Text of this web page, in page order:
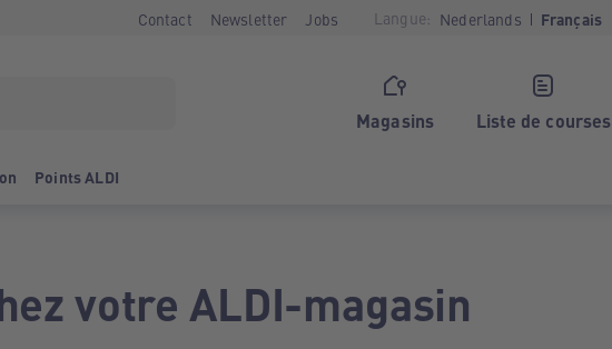
Contact Newsletter Jobs Langue: Nederlands Français
Magasins Liste de courses
Points ALDI
votre ALDI-magasin